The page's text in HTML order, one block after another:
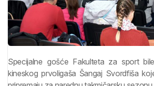
Specijalne gošće Fakulteta za sport
kineskog prvoligaša Šangaj Svordfiša